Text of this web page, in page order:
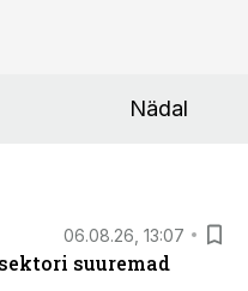
Nädal
06.08.26, 13:07
suuremad